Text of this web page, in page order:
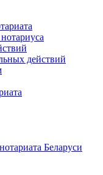
действий
Беларуси